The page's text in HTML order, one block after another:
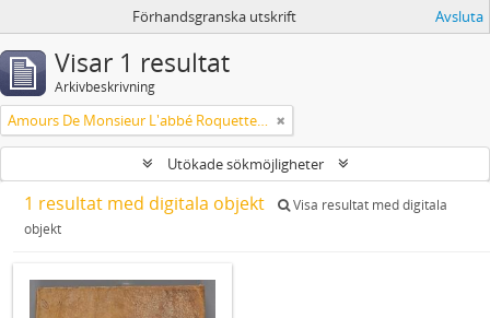
Förhandsgranska utskrift Avsluta
Visar 1 resultat
Arkivbeskrivning
Amours De Monsieur L'abbé Roquette avec Mademoiselle de Montauzier par Monsieur L'abbé Le Camus 1667
Utökade sökmöjligheter
1 resultat med digitala objekt
Visa resultat med digitala
objekt